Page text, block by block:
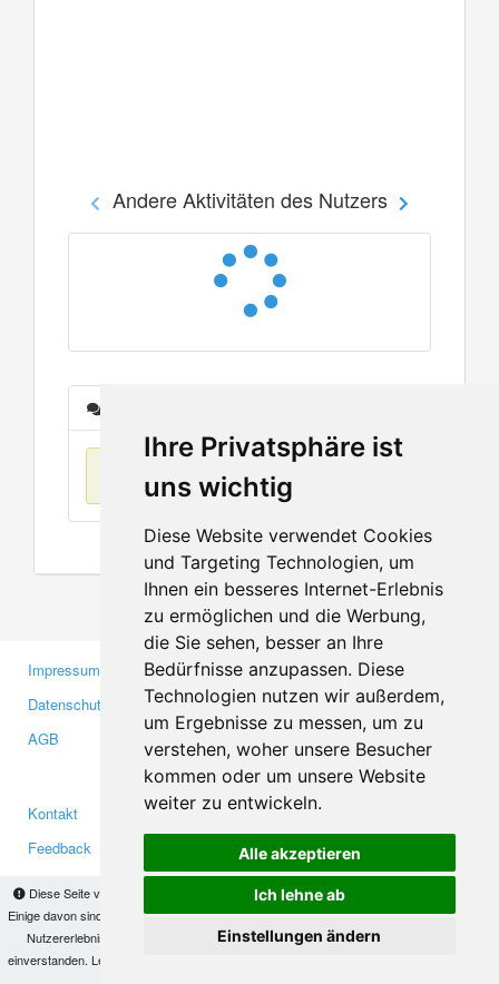
Ihre Privatsphäre ist
uns wichtig
Diese Website verwendet Cookies
und Targeting Technologien, um
Ihnen ein besseres Internet-Erlebnis
zu ermöglichen und die Werbung,
die Sie sehen, besser an Ihre
Bedürfnisse anzupassen. Diese
Technologien nutzen wir außerdem,
um Ergebnisse zu messen, um zu
verstehen, woher unsere Besucher
kommen oder um unsere Website
weiter zu entwickeln.
Alle akzeptieren
Ich lehne ab
Einstellungen ändern
Diese Seite verwendet Cookies, um Informationen auf Ihrem Computer zu speichern.
Einige davon sind notwendig, damit unsere Seite funktioniert, andere helfen uns dabei, das
Nutzererlebnis zu verbessern. Mit der Nutzung dieser Seite erklären Sie sich damit
einverstanden. Lesen Sie unsere
Andere Aktivitäten des Nutzers
Keine Einträge
Impressum
Datenschutzerklärung
AGB
Gewerbetreibende
Investoren
Medien
Kontakt
Feedback
Facebook
Twitter
YouTube
Google+